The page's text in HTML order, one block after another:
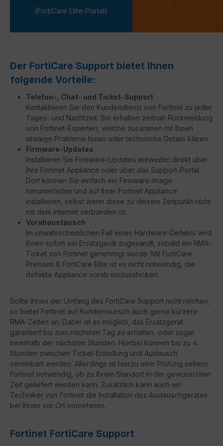
(FortiCare Elite-Portal)
-
Der FortiCare Support bietet Ihnen
folgende Vorteile:
Telefon-, Chat- und Ticket-Support
Kontaktieren Sie den Kundendienst von Fortinet zu jeder
Tages- und Nachtzeit. Sie erhalten zeitnah Rückmeldung
von Fortinet-Experten, welche zusammen mit Ihnen
etwaige Probleme lösen oder technische Details klären.
Firmware-Updates
Installieren Sie Firmware-Updates entweder direkt über
Ihre Fortinet Appliance oder über das Support-Portal.
Dort können Sie einfach ein Firmware-Image
herunterladen und auf Ihrer Fortinet Appliance
installieren, selbst wenn diese zu diesem Zeitpunkt nicht
mit dem Internet verbunden ist.
Vorabaustausch
Im unwahrscheinlichen Fall eines Hardware-Defekts wird
Ihnen sofort ein Ersatzgerät zugesandt, sobald ein RMA-
Ticket von Fortinet genehmigt wurde. Mit FortiCare
Premium & FortiCare Elite ist es nicht notwendig, die
defekte Appliance vorab einzuschicken.
Sollte Ihnen der Umfang des FortiCare Support nicht reichen,
so bietet Fortinet auf Kundenwunsch auch gerne kürzere
RMA-Zeiten an. Dabei ist es möglich, das Ersatzgerät
garantiert bis zum nächsten Tag zu erhalten, oder sogar
innerhalb der nächsten Stunden. Hierbei können bis zu 4
Stunden zwischen Ticket-Erstellung und Austausch
vereinbart werden. Allerdings ist hierzu eine Prüfung seitens
Fortinet notwendig, ob zu Ihrem Standort in der gewünschten
Zeit geliefert werden kann. Zusätzlich kann auch ein
Techniker von Fortinet die Installation des Austauschgerätes
bei Ihnen vor Ort vornehmen.
Fortinet FortiCare Support